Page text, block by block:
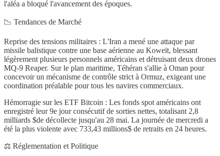
l'aléa a bloqué l'avancement des époques.
📉 Tendances de Marché
Reprise des tensions militaires : L'Iran a mené une attaque par
missile balistique contre une base aérienne au Koweït, blessant
légèrement plusieurs personnels américains et détruisant deux drones
MQ-9 Reaper. Sur le plan maritime, Téhéran s'allie à Oman pour
concevoir un mécanisme de contrôle strict à Ormuz, exigeant une
coordination préalable pour tous les navires commerciaux.
Hémorragie sur les ETF Bitcoin : Les fonds spot américains ont
enregistré leur 9e jour consécutif de sorties nettes, totalisant 2,8
milliards $de décollecte jusqu'au 28 mai. La journée de mercredi a
été la plus violente avec 733,43 millions$ de retraits en 24 heures.
⚖️ Réglementation et Politique